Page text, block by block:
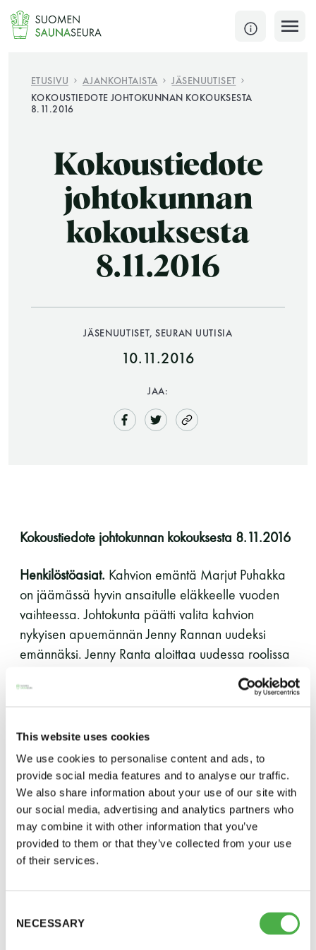
This website uses cookies
We use cookies to personalise content and ads, to
provide social media features and to analyse our traffic.
We also share information about your use of our site with
our social media, advertising and analytics partners who
may combine it with other information that you’ve
provided to them or that they’ve collected from your use
of their services.
Selection
NECESSARY
Siirry
sisältöön
SULJE
Jokaisen kuun 1. lauantai on jaettu ja jokaisen kuun
KATSO TARKEMMAT AUKIOLOAJAT
JÄSENSIVUT
-Naisten päivät ovat maanantai ja
torstai
-Miesten päivät tiistai, keskiviikko,
perjantai ja lauantai
-Kuukauden ensimmäinen lauantai on on
Hinnasto
Jäsen
Jäsenen lapsi 7-18 v.
6 €
HAE
ETUSIVU AJANKOHTAISTA
JÄSENUUTISET
KOKOUSTIEDOTE JOHTOKUNNAN KOKOUKSESTA
8.11.2016
Kokoustiedote
johtokunnan
kokouksesta
8.11.2016
JÄSENUUTISET, SEURAN UUTISIA
10.11.2016
JAA:
Kokoustiedote johtokunnan kokouksesta 8.11.2016
Henkilöstöasiat. Kahvion emäntä Marjut Puhakka
on jäämässä hyvin ansaitulle eläkkeelle vuoden
vaihteessa. Johtokunta päätti valita kahvion
nykyisen apuemännän Jenny Rannan uudeksi
emännäksi. Jenny Ranta aloittaa uudessa roolissa
ja jäsenmaksut vuodelle 2017 hyväksyttiin ja
esitettiin syyskokoukselle päätettäväksi. Vuoden
2017 toiminnassa huomioidaan seuran 80-
vuotisjuhla sekä Suomen itsenäisyyden 100-
vuotisjuhla. Johtokunta totesi, että syyskokouksessa
2015 oli valittu seuralle tarpeettomasti
varatilintarkastaja varahenkilöineen, vaikka seuran
uudet säännöt eivät tätä edellytä. Johtokunta
AuditPlan Oy, päävastuullisena tilintarkastajanaan